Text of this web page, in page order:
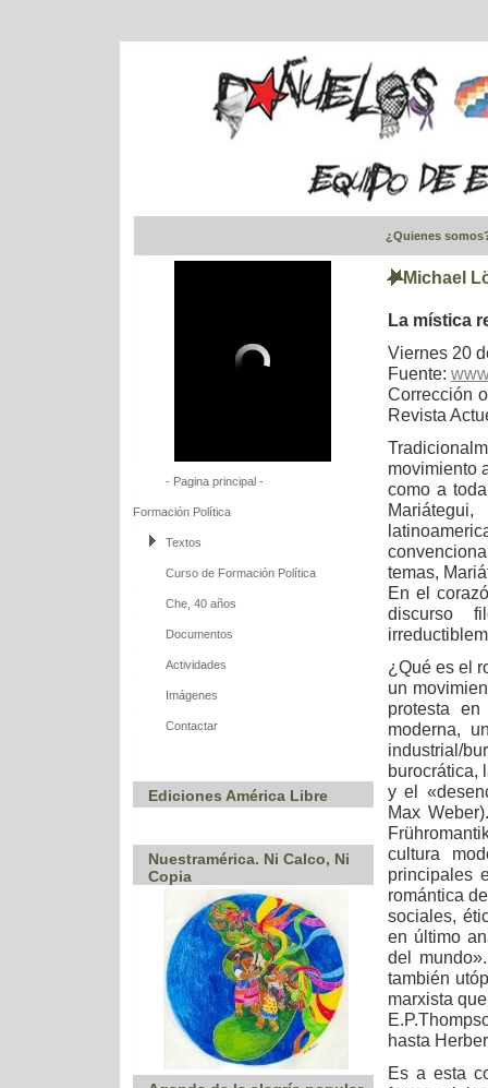
¿Quienes
- Pagina principal -
Formación Política
Textos
Curso de Formación Política
Che, 40 años
Documentos
Actividades
Imágenes
Contactar
Ediciones América Libre
Nuestramérica. Ni Calco, Ni
Copia
Michael
La mística
Viernes 20
Fuente:
Corrección
Revista
movimiento
como a
temas,
En el
discurso
¿Qué es el
un
protesta
moderna,
industrial/
burocrática,
y el
Max
cultura
principales
romántica
sociales,
en último
del
también
marxista
hasta
Es a esta